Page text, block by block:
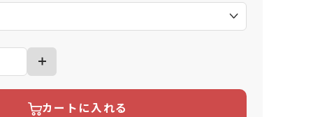
カートに入れる